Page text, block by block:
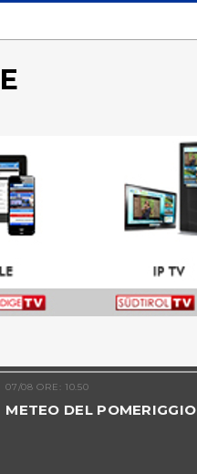
07/08 ORE: 10.50
METEO DEL POMERIGGIO